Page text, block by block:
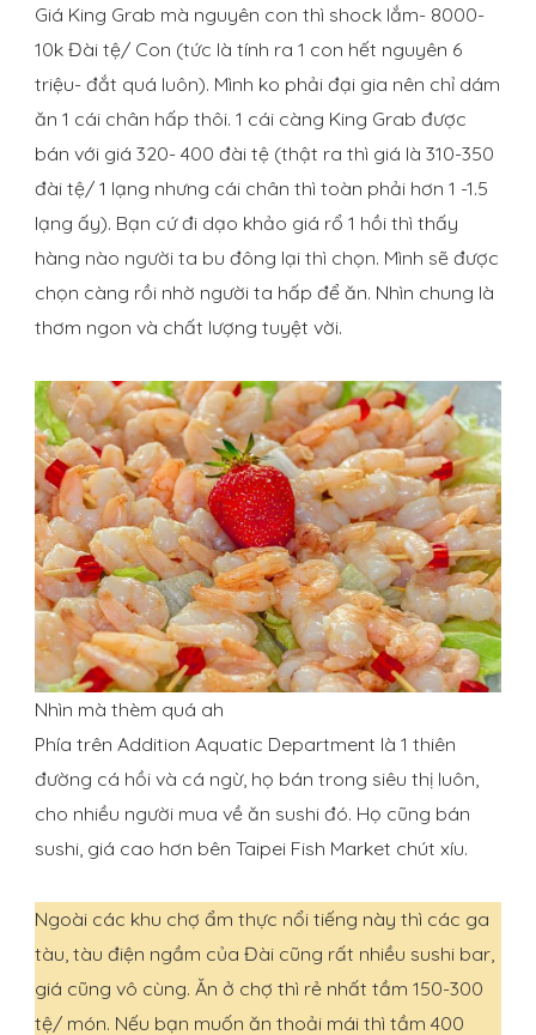
Giá King Grab mà nguyên con thì shock lắm- 8000-
10k Đài tệ/ Con (tức là tính ra 1 con hết nguyên 6
triệu- đắt quá luôn). Mình ko phải đại gia nên chỉ dám
ăn 1 cái chân hấp thôi. 1 cái càng King Grab được
bán với giá 320- 400 đài tệ (thật ra thì giá là 310-350
đài tệ/ 1 lạng nhưng cái chân thì toàn phải hơn 1 -1.5
lạng ấy). Bạn cứ đi dạo khảo giá rổ 1 hồi thì thấy
hàng nào người ta bu đông lại thì chọn. Mình sẽ được
chọn càng rồi nhờ người ta hấp để ăn. Nhìn chung là
thơm ngon và chất lượng tuyệt vời.
Nhìn mà thèm quá ah
Phía trên Addition Aquatic Department là 1 thiên
đường cá hồi và cá ngừ, họ bán trong siêu thị luôn,
cho nhiều người mua về ăn sushi đó. Họ cũng bán
sushi, giá cao hơn bên Taipei Fish Market chút xíu.
Ngoài các khu chợ ẩm thực nổi tiếng này thì các ga
tàu, tàu điện ngầm của Đài cũng rất nhiều sushi bar,
giá cũng vô cùng. Ăn ở chợ thì rẻ nhất tầm 150-300
tệ/ món. Nếu bạn muốn ăn thoải mái thì tầm 400